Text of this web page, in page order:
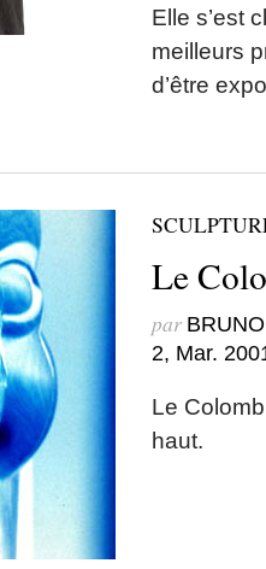
Elle s’est
meilleurs
d’être
Le
par
2, Mar.
Le
haut.